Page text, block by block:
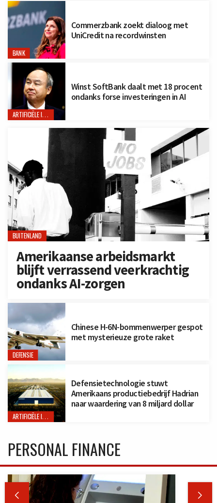
BANK
Commerzbank zoekt dialoog met
UniCredit na recordwinsten
ARTIFICIËLE INTELLIGENTIE
Winst SoftBank daalt met 18 procent
ondanks forse investeringen in AI
BUITENLAND
Amerikaanse arbeidsmarkt
blijft verrassend veerkrachtig
ondanks AI-zorgen
DEFENSIE
Chinese H-6N-bommenwerper gespot
met mysterieuze grote raket
ARTIFICIËLE INTELLIGENTIE
Defensietechnologie stuwt
Amerikaans productiebedrijf Hadrian
naar waardering van 8 miljard dollar
PERSONAL FINANCE
 